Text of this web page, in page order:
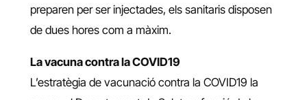
preparen per ser injectades, els sanitaris disposen
de dues hores com a màxim.
La vacuna contra la COVID19
L’estratègia de vacunació contra la COVID19 la